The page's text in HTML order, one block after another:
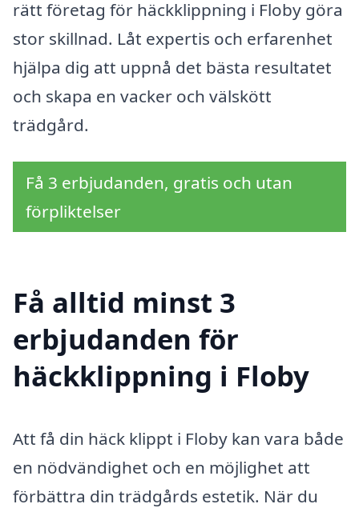
rätt företag för häckklippning i Floby göra
stor skillnad. Låt expertis och erfarenhet
hjälpa dig att uppnå det bästa resultatet
och skapa en vacker och välskött
trädgård.
Få 3 erbjudanden, gratis och utan
förpliktelser
Få alltid minst 3
erbjudanden för
häckklippning i Floby
Att få din häck klippt i Floby kan vara både
en nödvändighet och en möjlighet att
förbättra din trädgårds estetik. När du